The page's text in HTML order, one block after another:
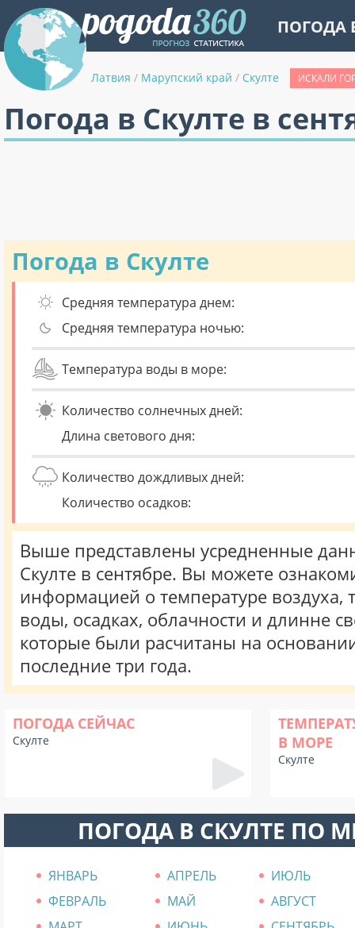
ПОГОДА
Латвия / Марупский край / Скулте ИСКАЛИ
Погода в Скулте в
Погода в Скулте
Средняя температура днем:
Средняя температура ночью:
Температура воды в море:
Количество солнечных дней:
Длина светового дня:
Количество дождливых дней:
Количество осадков:
Выше представлены усредненные
Скулте в сентябре. Вы можете
информацией о температуре воздуха,
воды, осадках, облачности и длинне
которые были расчитаны на
последние три года.
ПОГОДА СЕЙЧАС
Скулте
В МОРЕ
Скулте
ПОГОДА В СКУЛТЕ ПО
ЯНВАРЬ АПРЕЛЬ
ИЮЛЬ
ФЕВРАЛЬ
МАЙ
АВГУСТ